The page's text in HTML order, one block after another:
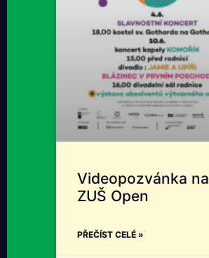
Videopozvánka na
ZUŠ Open
PŘEČÍST CELÉ »